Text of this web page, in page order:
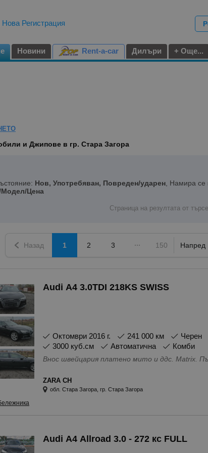
Нова Регистрация
Новини Rent-a-car Дилъри + Още...
и Джипове в гр. Стара Загора
Нов, Употребяван, Повреден/ударен, Намира се
Цена
Страница на резултата от
Назад 1 2 3 150 Напред
Audi A4 3.0TDI 218KS SWISS
октомври 2016 г. 241 000 км Черен
3000 куб.см
Автоматична Комби
Внос
ZARA CH
обл. Стара Загора, гр. Стара Загора
Audi A4 Allroad 3.0 - 272 кс FULL